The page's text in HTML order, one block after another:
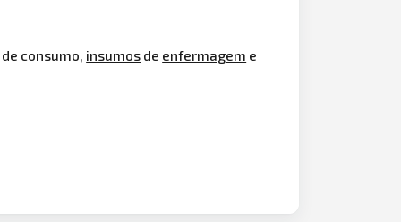
consumo, insumos de enfermagem e